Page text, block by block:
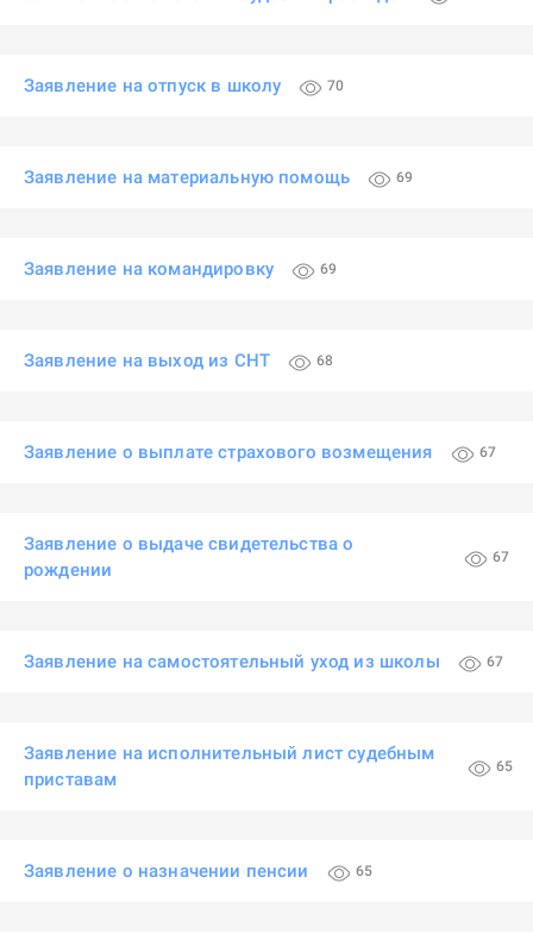
Заявление на отпуск в школу 70
Заявление на материальную помощь 69
Заявление на командировку 69
Заявление на выход из СНТ 68
Заявление о выплате страхового возмещения 67
Заявление о выдаче свидетельства о
рождении
67
Заявление на самостоятельный уход из школы 67
Заявление на исполнительный лист судебным
приставам
65
Заявление о назначении пенсии 65